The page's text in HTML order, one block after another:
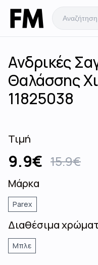
Ανδρικές
Θαλάσσης
11825038
Τιμή
9.9€ 15.9€
Μάρκα
Parex
Διαθέσιμα
Μπλε